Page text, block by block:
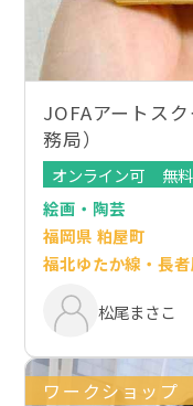
JOFAアートス
務局）
オンライン可
無
絵画・陶芸
福岡県 粕屋町
福北ゆたか線・長
松尾まさこ
ワークショップ